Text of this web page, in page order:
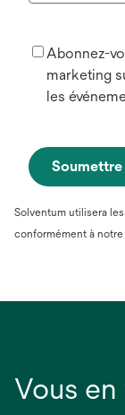
Abonnez-
marketing
les
Soumettre
Solventum utilisera
conformément à notre
Vous en